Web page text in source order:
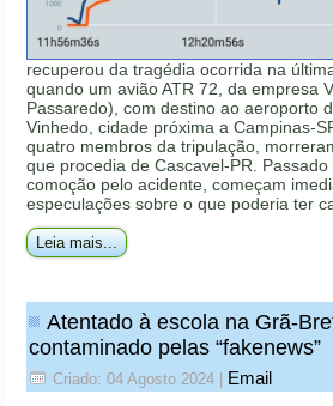
recuperou da tragédia ocorrida na
quando um avião ATR 72, da empresa
Passaredo), com destino ao aeroporto
Vinhedo, cidade próxima a Campinas-
quatro membros da tripulação,
que procedia de Cascavel-PR.
comoção pelo acidente, começam
especulações sobre o que poderia ter
Leia mais...
Atentado à escola na Grã-
contaminado pelas “fakenews”
Criado: 04 Agosto 2024 Email